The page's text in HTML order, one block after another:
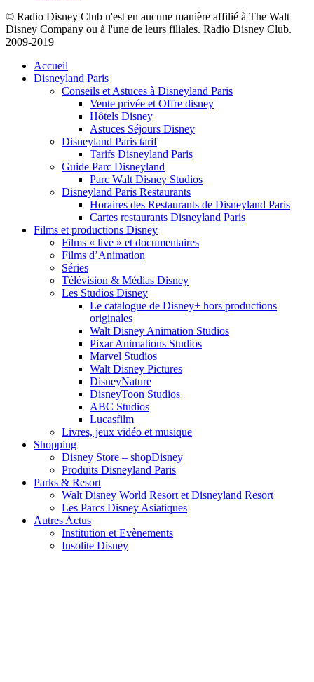
© Radio Disney Club n'est en aucune manière affilié à The Walt
Disney Company ou à l'une de leurs filiales. Radio Disney Club.
2009-2019
Accueil
Disneyland Paris
Conseils et Astuces à Disneyland Paris
Vente privée et Offre disney
Hôtels Disney
Astuces Séjours Disney
Disneyland Paris tarif
Tarifs Disneyland Paris
Guide Parc Disneyland
Parc Walt Disney Studios
Disneyland Paris Restaurants
Horaires des Restaurants de Disneyland Paris
Cartes restaurants Disneyland Paris
Films et productions Disney
Films « live » et documentaires
Films d’Animation
Séries
Télévision & Médias Disney
Les Studios Disney
Le catalogue de Disney+ hors productions
originales
Walt Disney Animation Studios
Pixar Animations Studios
Marvel Studios
Walt Disney Pictures
DisneyNature
DisneyToon Studios
ABC Studios
Lucasfilm
Livres, jeux vidéo et musique
Shopping
Disney Store – shopDisney
Produits Disneyland Paris
Parks & Resort
Walt Disney World Resort et Disneyland Resort
Les Parcs Disney Asiatiques
Autres Actus
Institution et Evènements
Insolite Disney